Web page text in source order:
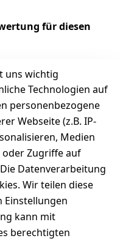
für diesen
Sie für Details
uns wichtig
Technologien auf
personenbezogene
Webseite (z.B. IP-
Medien
Zugriffe auf
Datenverarbeitung
Wir teilen diese
Einstellungen
kann mit
berechtigten